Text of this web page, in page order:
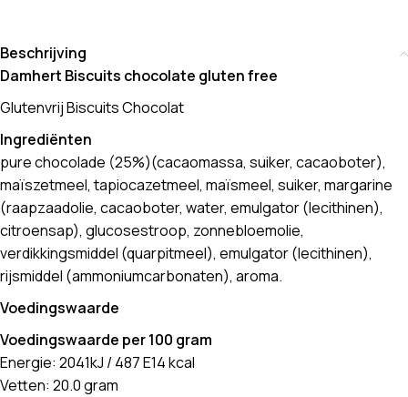
Beschrijving
Damhert Biscuits chocolate gluten free
Glutenvrij Biscuits Chocolat
Ingrediënten
pure chocolade (25%)(cacaomassa, suiker, cacaoboter),
maïszetmeel, tapiocazetmeel, maïsmeel, suiker, margarine
(raapzaadolie, cacaoboter, water, emulgator (lecithinen),
citroensap), glucosestroop, zonnebloemolie,
verdikkingsmiddel (quarpitmeel), emulgator (lecithinen),
rijsmiddel (ammoniumcarbonaten), aroma.
Voedingswaarde
Voedingswaarde per 100 gram
Energie: 2041kJ / 487 E14 kcal
Vetten: 20.0 gram